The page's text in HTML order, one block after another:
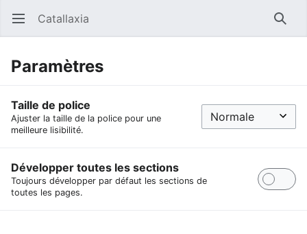
Ouvrir le menu principal Catallaxia
Paramètres
Taille de police
Ajuster la taille de la police pour une
meilleure lisibilité.
Développer toutes les sections
Toujours développer par défaut les sections de
toutes les pages.